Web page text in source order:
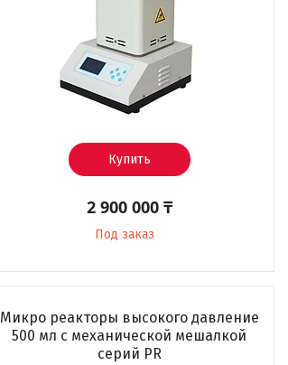
Купить
2 900 000 ₸
Под заказ
Микро реакторы высокого давление
500 мл с механической мешалкой
серий PR